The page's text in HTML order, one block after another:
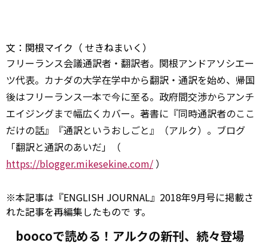
文：関根マイク（ せきねまいく）
フリーランス会議通訳者・翻訳者。関根アンドアソシエー
ツ代表。カナダの大学在学中から翻訳・通訳を始め、帰国
後はフリーランス一本で今に至る。政府間交渉からアンチ
エイジングまで幅広くカバー。著書に『同時通訳者のここ
だけの話』『通訳というおしごと』（アルク）。ブログ
「翻訳と通訳のあいだ」（
https://blogger.mikesekine.com/ ）
※本記事は『ENGLISH JOURNAL』2018年9月号に掲載さ
れた記事を再編集したもので す。
boocoで読める！アルクの新刊、続々登場